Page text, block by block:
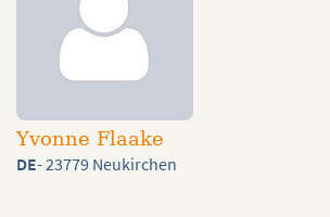
Yvonne Flaake
DE- 23779 Neukirchen